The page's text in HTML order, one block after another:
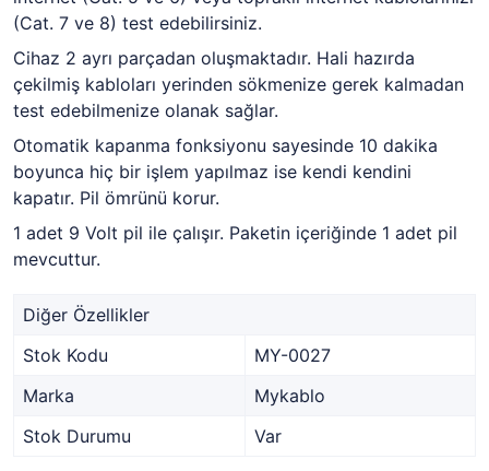
(Cat. 7 ve 8) test edebilirsiniz.
Cihaz 2 ayrı parçadan oluşmaktadır. Hali hazırda
çekilmiş kabloları yerinden sökmenize gerek kalmadan
test edebilmenize olanak sağlar.
Otomatik kapanma fonksiyonu sayesinde 10 dakika
boyunca hiç bir işlem yapılmaz ise kendi kendini
kapatır. Pil ömrünü korur.
1 adet 9 Volt pil ile çalışır. Paketin içeriğinde 1 adet pil
mevcuttur.
Diğer Özellikler
Stok Kodu
MY-0027
Marka
Mykablo
Stok Durumu
Var